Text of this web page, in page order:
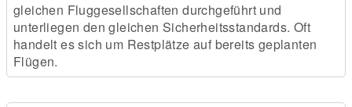
gleichen Fluggesellschaften durchgeführt und
unterliegen den gleichen Sicherheitsstandards. Oft
handelt es sich um Restplätze auf bereits geplanten
Flügen.